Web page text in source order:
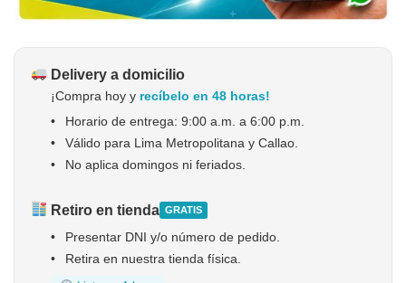
Delivery a domicilio
¡Compra hoy y recíbelo en 48 horas!
•
Horario de entrega: 9:00 a.m. a 6:00 p.m.
•
Válido para Lima Metropolitana y Callao.
•
No aplica domingos ni feriados.
Retiro en tienda GRATIS
•
Presentar DNI y/o número de pedido.
•
Retira en nuestra tienda física.